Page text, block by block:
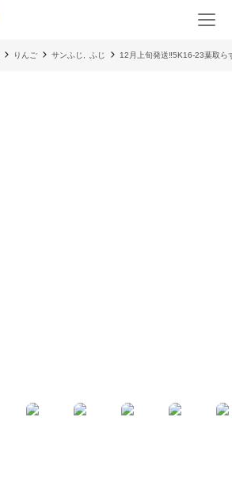
りんご サンふじ ふじ 12月上旬発送‼️5K16-23葉取ら